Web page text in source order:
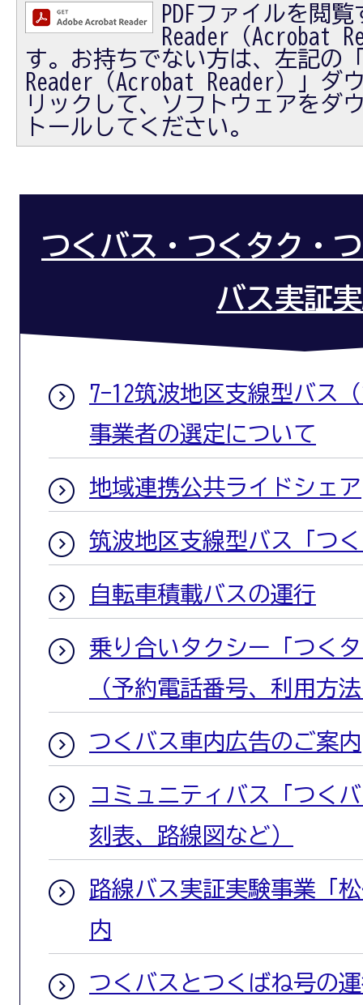
PDFファイルを閲
Reader（Acrobat
す。お持ちでない方は、左記の
Reader（Acrobat Reader）」ダ
リックして、ソフトウェアをダ
トールしてください。
つくバス・つくタク・
バス実証
7-12筑波地区支線型バス
事業者の選定について
地域連携公共ライドシェア
筑波地区支線型バス「つ
自転車積載バスの運行
乗り合いタクシー「つく
（予約電話番号、利用方
つくバス車内広告のご案内
コミュニティバス「つく
刻表、路線図など）
路線バス実証実験事業「
内
つくバスとつくばね号の